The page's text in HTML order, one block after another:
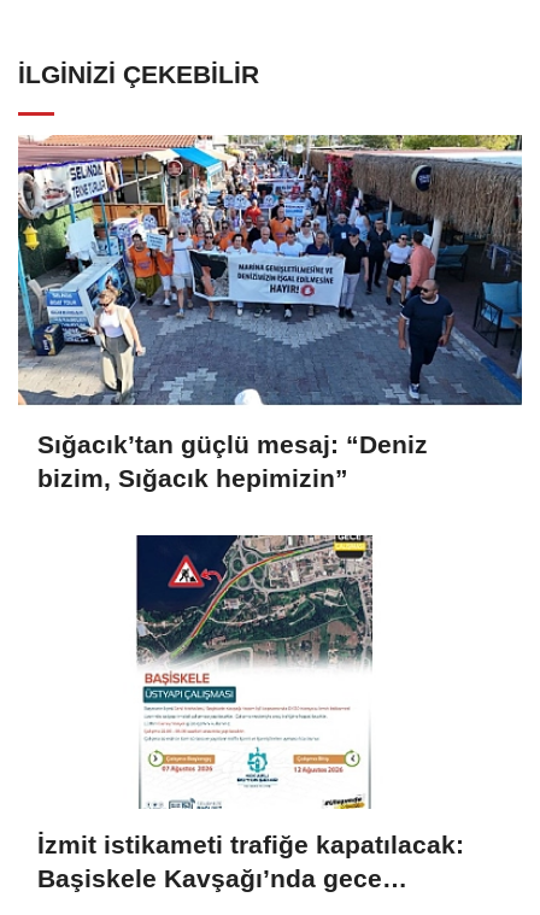
İLGINIZI ÇEKEBILIR
Sığacık’tan güçlü mesaj: “Deniz
bizim, Sığacık hepimizin”
İzmit istikameti trafiğe kapatılacak:
Başiskele Kavşağı’nda gece